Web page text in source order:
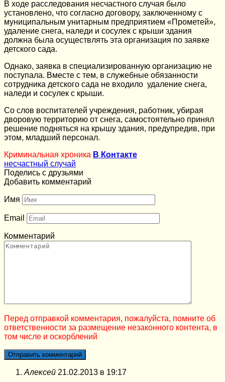
В ходе расследования несчастного случая было
установлено, что согласно договору, заключенному с
муниципальным унитарным предприятием «Прометей»,
удаление снега, наледи и сосулек с крыши здания
должна была осуществлять эта организация по заявке
детского сада.
Однако, заявка в специализированную организацию не
поступала. Вместе с тем, в служебные обязанности
сотрудника детского сада не входило удаление снега,
наледи и сосулек с крыши.
Со слов воспитателей учреждения, работник, убирая
дворовую территорию от снега, самостоятельно принял
решение подняться на крышу здания, предупредив, при
этом, младший персонал.
Криминальная хроника В Контакте
несчастный случай
Поделись с друзьями
Добавить комментарий
Имя
Email
Комментарий
Перед отправкой комментария, пожалуйста, помните об
ответственности за размещение незаконного контента, в
том числе и оскорблений
Алексей 21.02.2013 в 19:17